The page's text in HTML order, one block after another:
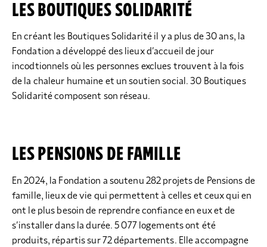
LES BOUTIQUES SOLIDARITÉ
En créant les Boutiques Solidarité il y a plus de 30 ans, la
Fondation a développé des lieux d’accueil de jour
incodtionnels où les personnes exclues trouvent à la fois
de la chaleur humaine et un soutien social. 30 Boutiques
Solidarité composent son réseau.
LES PENSIONS DE FAMILLE
En 2024, la Fondation a soutenu 282 projets de Pensions de
famille, lieux de vie qui permettent à celles et ceux qui en
ont le plus besoin de reprendre confiance en eux et de
s’installer dans la durée. 5 077 logements ont été
produits, répartis sur 72 départements. Elle accompagne